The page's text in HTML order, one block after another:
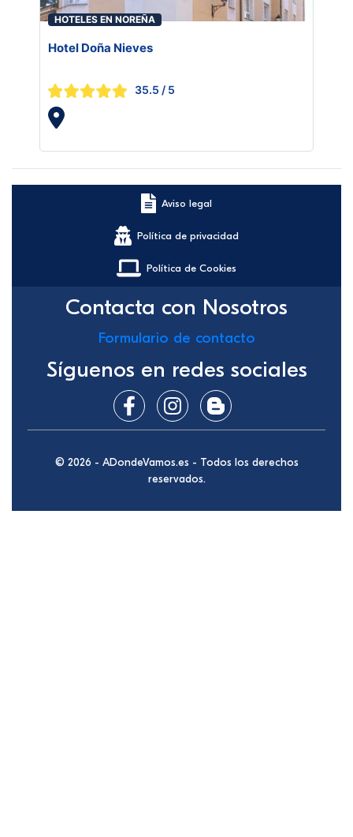
HOTELES EN NOREÑA
Hotel Doña Nieves
35.5 / 5
Aviso legal
Política de privacidad
Política de Cookies
Contacta con Nosotros
Formulario de contacto
Síguenos en redes sociales
© 2026 - ADondeVamos.es - Todos los derechos
reservados.